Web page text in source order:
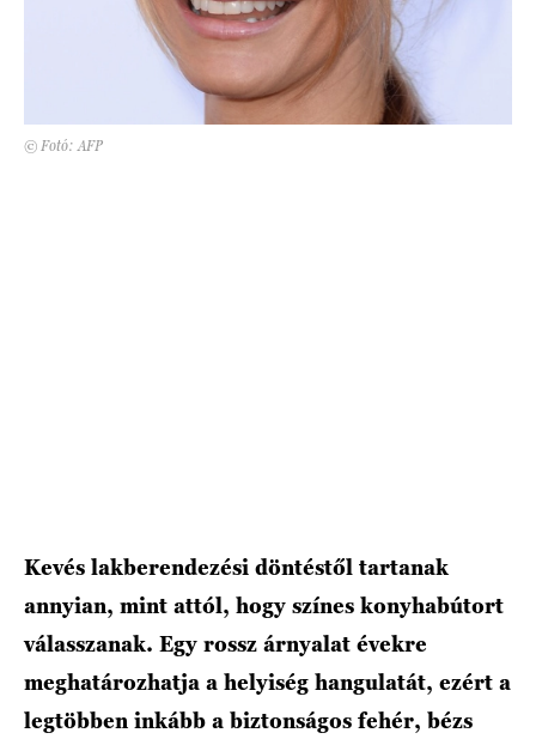
© Fotó: AFP
Kevés lakberendezési döntéstől tartanak
annyian, mint attól, hogy színes konyhabútort
válasszanak. Egy rossz árnyalat évekre
meghatározhatja a helyiség hangulatát, ezért a
legtöbben inkább a biztonságos fehér, bézs